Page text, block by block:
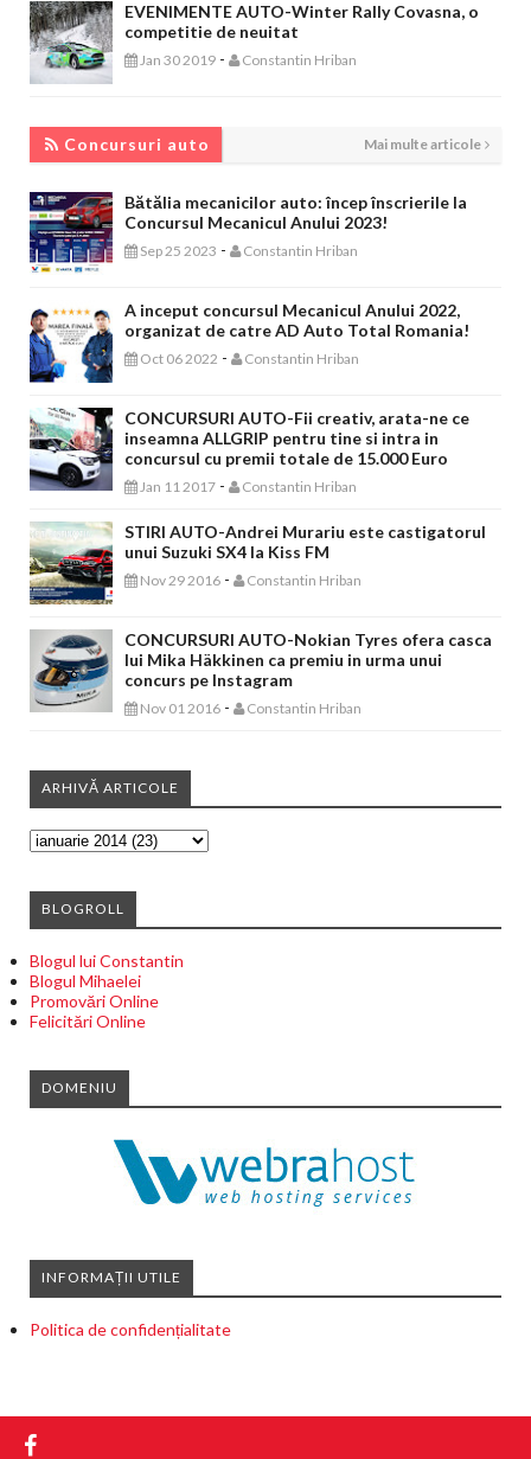
EVENIMENTE AUTO-Winter Rally Covasna, o
competitie de neuitat
Jan 30 2019 - Constantin Hriban
Concursuri auto Mai multe articole
Bătălia mecanicilor auto: încep înscrierile la
Concursul Mecanicul Anului 2023!
Sep 25 2023 - Constantin Hriban
A inceput concursul Mecanicul Anului 2022,
organizat de catre AD Auto Total Romania!
Oct 06 2022 - Constantin Hriban
CONCURSURI AUTO-Fii creativ, arata-ne ce
inseamna ALLGRIP pentru tine si intra in
concursul cu premii totale de 15.000 Euro
Jan 11 2017 - Constantin Hriban
STIRI AUTO-Andrei Murariu este castigatorul
unui Suzuki SX4 la Kiss FM
Nov 29 2016 - Constantin Hriban
CONCURSURI AUTO-Nokian Tyres ofera casca
lui Mika Häkkinen ca premiu in urma unui
concurs pe Instagram
Nov 01 2016 - Constantin Hriban
ARHIVĂ ARTICOLE
BLOGROLL
Blogul lui Constantin
Blogul Mihaelei
Promovări Online
Felicitări Online
DOMENIU
INFORMAȚII UTILE
Politica de confidențialitate